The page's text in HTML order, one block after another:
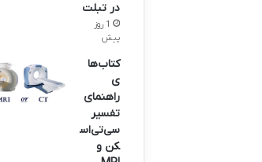
در تبلت
1 روز
پیش
کتاب‌ها
ی
راهنمای
تفسیر
سی‌تی‌اس
کن و